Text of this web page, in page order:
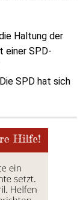
Haltung der
einer SPD-
SPD hat sich